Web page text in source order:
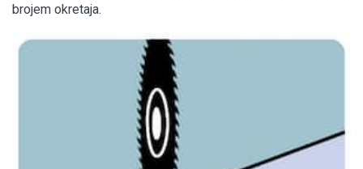
brojem okretaja.